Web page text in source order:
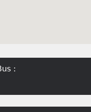
: